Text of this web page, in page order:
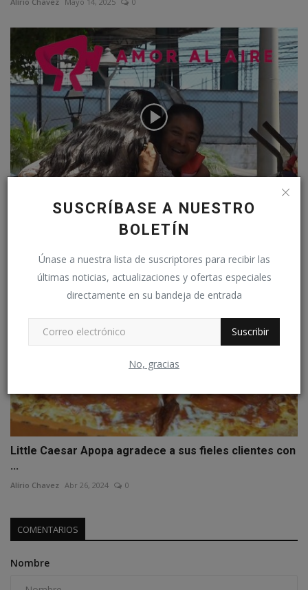
SUSCRÍBASE A NUESTRO
BOLETÍN
Únase a nuestra lista de suscriptores para recibir las
últimas noticias, actualizaciones y ofertas especiales
directamente en su bandeja de entrada
Suscribir
No, gracias
REGALANDO GOMITAS POR SONRISA EN APOPA
Little Caesar Apopa agradece a sus fieles clientes con
...
Alírio Chavez Abr 26, 2024 0
COMENTARIOS
Nombre